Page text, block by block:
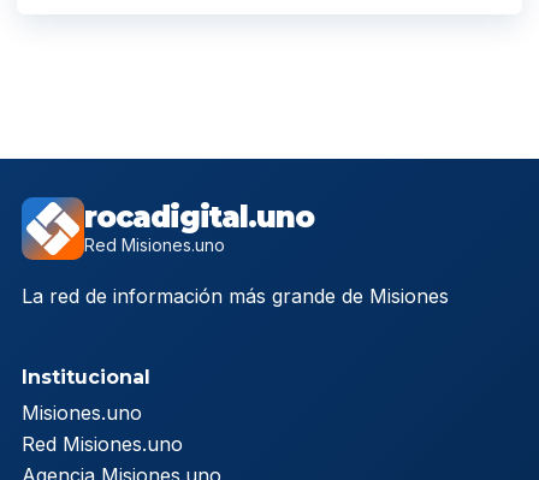
rocadigital.uno
Red Misiones.uno
La red de información más grande de Misiones
Institucional
Misiones.uno
Red Misiones.uno